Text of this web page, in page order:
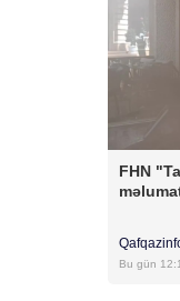
FHN
Bu gün